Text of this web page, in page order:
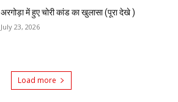
अरगोड़ा में हुए चोरी कांड का खुलासा (पूरा देखे )
July 23, 2026
Load more